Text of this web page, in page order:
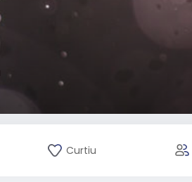
Curtiu